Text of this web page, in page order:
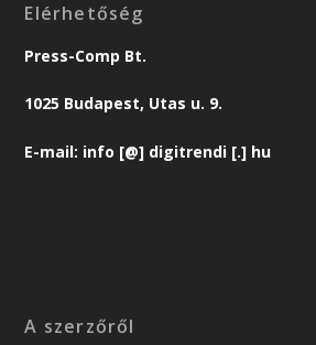
Elérhetőség
Press-Comp Bt.
1025 Budapest, Utas u. 9.
E-mail: info [@] digitrendi [.] hu
A szerzőről